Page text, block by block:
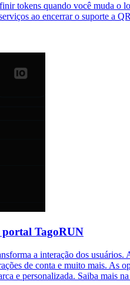
tokens quando você muda
ao encerrar o suporte a
portal TagoRUN
a interação dos
de conta e muito mais. As
e personalizada. Saiba mais